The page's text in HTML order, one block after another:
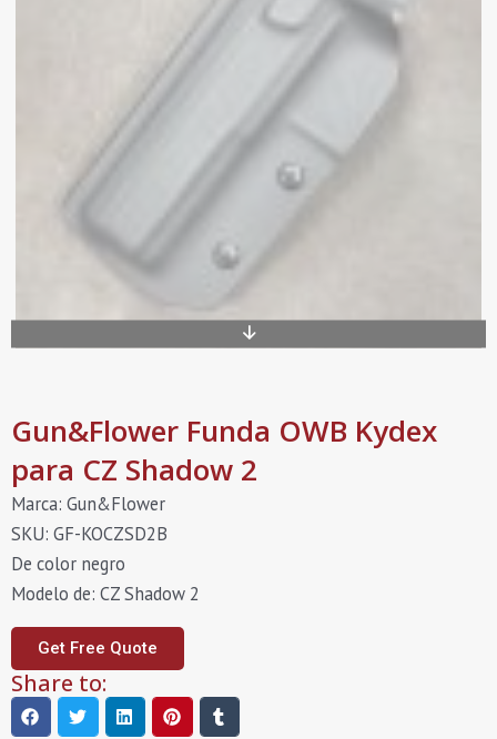
Gun&Flower Funda OWB Kydex
para CZ Shadow 2
Marca: Gun&Flower
SKU: GF-KOCZSD2B
De color negro
Modelo de: CZ Shadow 2
Get Free Quote
Share to: